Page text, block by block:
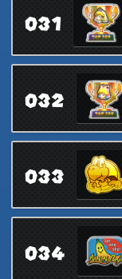
031
032
033
034